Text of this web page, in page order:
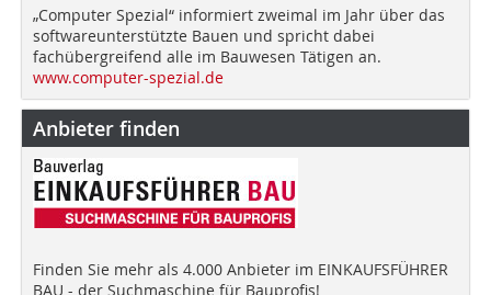
„Computer Spezial“ informiert zweimal im Jahr über das
softwareunterstützte Bauen und spricht dabei
fachübergreifend alle im Bauwesen Tätigen an.
www.computer-spezial.de
Anbieter finden
Finden Sie mehr als 4.000 Anbieter im EINKAUFSFÜHRER
BAU - der Suchmaschine für Bauprofis!